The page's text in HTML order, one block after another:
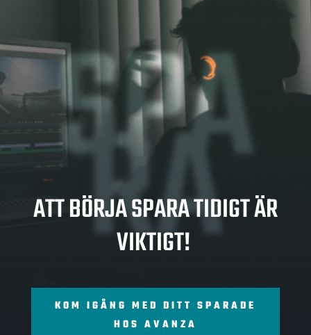
SPA
RA
ATT BÖRJA SPARA TIDIGT ÄR
VIKTIGT!
KOM IGÅNG MED DITT SPARADE
HOS AVANZA